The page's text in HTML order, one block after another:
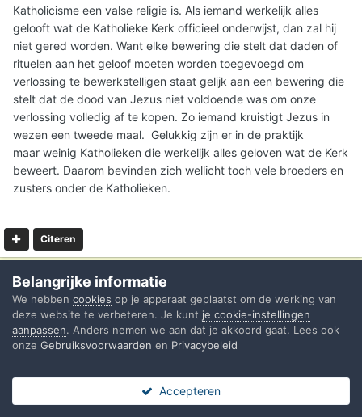
Katholicisme een valse religie is. Als iemand werkelijk alles
gelooft wat de Katholieke Kerk officieel onderwijst, dan zal hij
niet gered worden. Want elke bewering die stelt dat daden of
rituelen aan het geloof moeten worden toegevoegd om
verlossing te bewerkstelligen staat gelijk aan een bewering die
stelt dat de dood van Jezus niet voldoende was om onze
verlossing volledig af te kopen. Zo iemand kruistigt Jezus in
wezen een tweede maal. Gelukkig zijn er in de praktijk
maar weinig Katholieken die werkelijk alles geloven wat de Kerk
beweert. Daarom bevinden zich wellicht toch vele broeders en
zusters onder de Katholieken.
Citeren
Robert Frans 1.670
Geplaatst25 januari 2025
Op 25-1-2025 om 17:44 zeiFlawless victory
Het meest cruciale probleem van de Rooms-Katholieke
Kerk is haar geloof dat een geloof in Christus alleen niet
Belangrijke informatie
We hebben cookies op je apparaat geplaatst om de werking van
deze website te verbeteren. Je kunt je cookie-instellingen
aanpassen. Anders nemen we aan dat je akkoord gaat. Lees ook
onze Gebruiksvoorwaarden en Privacybeleid
Accepteren